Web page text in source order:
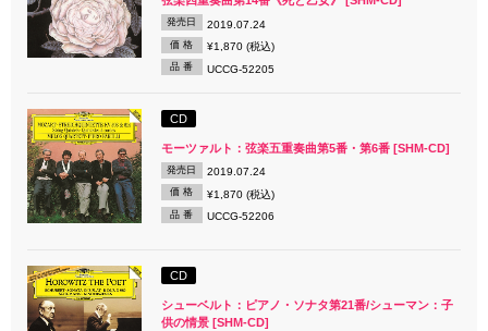
発売日 2019.07.24
価 格 ¥1,870 (税込)
品 番 UCCG-52205
CD
モーツァルト：弦楽五重奏曲第5番・第6番 [SHM-CD]
発売日 2019.07.24
価 格 ¥1,870 (税込)
品 番 UCCG-52206
CD
シューベルト：ピアノ・ソナタ第21番/シューマン：子
供の情景 [SHM-CD]